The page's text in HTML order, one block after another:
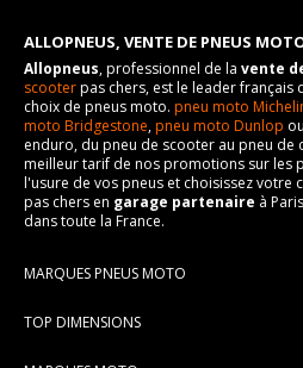
ALLOPNEUS, VENTE DE PNEUS
Allopneus, professionnel de la vente
scooterpas chers, est le leader français
choix de pneus moto. pneu moto
moto Bridgestone,pneu moto Dunlop
enduro, du pneu de scooter au pneu de
meilleur tarif de nos promotions sur les
l'usure de vos pneus et choisissez votre
pas chers en garage partenaire à
dans toute la France.
MARQUES PNEUS MOTO
TOP DIMENSIONS